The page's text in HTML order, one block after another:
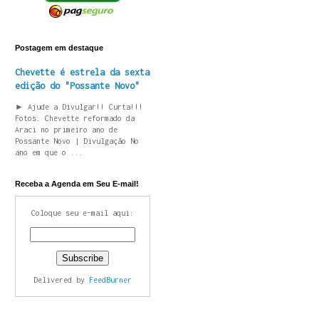
Postagem em destaque
Chevette é estrela da sexta
edição do "Possante Novo"
► Ajude a Divulgar!! Curta!!!
Fotos: Chevette reformado da
Araci no primeiro ano de
Possante Novo | Divulgação No
ano em que o ...
Receba a Agenda em Seu E-mail!
Coloque seu e-mail aqui:
Delivered by FeedBurner